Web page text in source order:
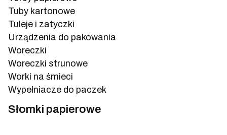
Tuby kartonowe
Tuleje i zatyczki
Urządzenia do pakowania
Woreczki
Woreczki strunowe
Worki na śmieci
Wypełniacze do paczek
Koniec menu
Słomki papierowe